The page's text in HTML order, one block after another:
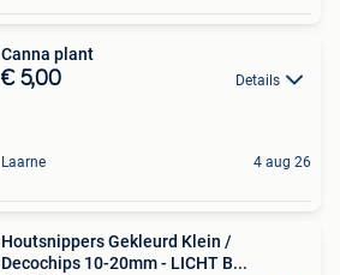
Canna plant
€ 5,00 Details
Laarne 4 aug 26
Houtsnippers Gekleurd Klein /
Decochips 10-20mm - LICHT B...